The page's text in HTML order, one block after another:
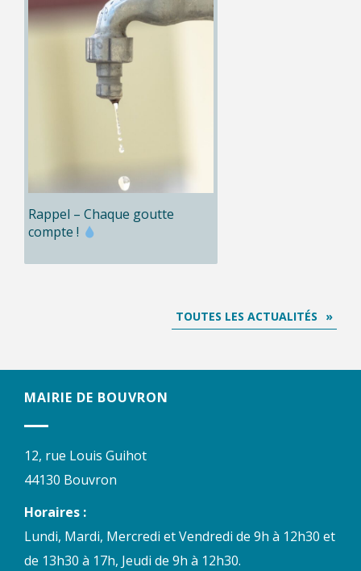
Rappel – Chaque goutte
compte !
TOUTES LES ACTUALITÉS
MAIRIE DE BOUVRON
12, rue Louis Guihot
44130 Bouvron
Horaires :
Lundi, Mardi, Mercredi et Vendredi de 9h à 12h30 et
de 13h30 à 17h, Jeudi de 9h à 12h30.